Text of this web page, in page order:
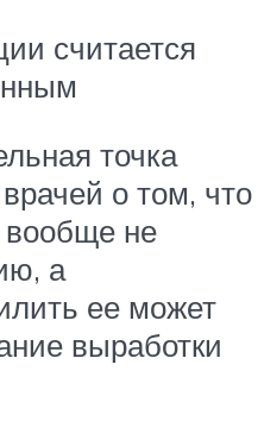
считается
точка
о том, что
вообще не
а
ее может
выработки